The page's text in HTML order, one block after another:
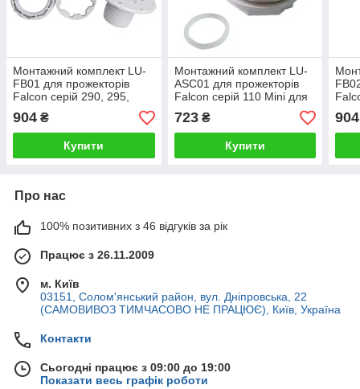
Монтажний комплект LU-
FB01 для прожекторів
Falcon серій 290, 295,
260SS для встановлення
під плівку
904 ₴
Купити
Монтажний комплект LU-
ASC01 для прожекторів
Falcon серій 110 Mini для
встановлення під плівку
723₴
Купити
чаші
904
Про нас
100% позитивних з 46 відгуків за рік
Працює з 26.11.2009
м. Київ
03151, Солом'янський район, вул. Дніпровська, 22
(САМОВИВОЗ ТИМЧАСОВО НЕ ПРАЦЮЄ), Київ, Україна
Контакти
Сьогодні працює з 09:00 до 19:00
Показати весь графік роботи